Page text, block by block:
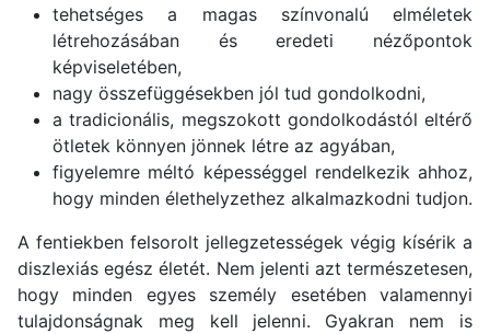
tehetséges a magas színvonalú elméletek
létrehozásában és eredeti nézőpontok
képviseletében,
nagy összefüggésekben jól tud gondolkodni,
a tradicionális, megszokott gondolkodástól eltérő
ötletek könnyen jönnek létre az agyában,
figyelemre méltó képességgel rendelkezik ahhoz,
hogy minden élethelyzethez alkalmazkodni tudjon.
A fentiekben felsorolt jellegzetességek végig kísérik a
diszlexiás egész életét. Nem jelenti azt természetesen,
hogy minden egyes személy esetében valamennyi
tulajdonságnak meg kell jelenni. Gyakran nem is